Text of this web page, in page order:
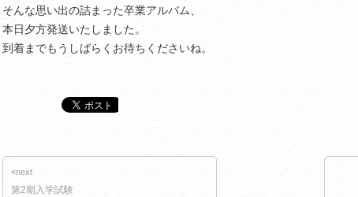
そんな思い出の詰まった卒業アルバム、
本日夕方発送いたしました。
到着までもうしばらくお待ちくださいね。
«next
第2期入学試験